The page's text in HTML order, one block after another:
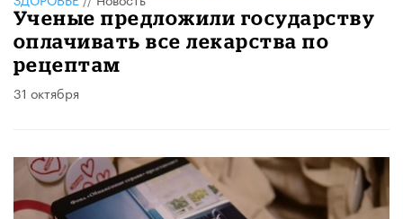
Ученые предложили государству
оплачивать все лекарства по
рецептам
31 октября